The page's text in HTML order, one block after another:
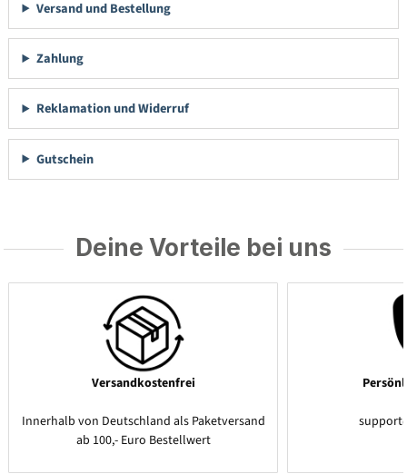
Versand und Bestellung
Zahlung
Reklamation und Widerruf
Gutschein
Deine Vorteile bei uns
Versandkostenfrei
Innerhalb von Deutschland als Paketversand
ab 100,- Euro Bestellwert